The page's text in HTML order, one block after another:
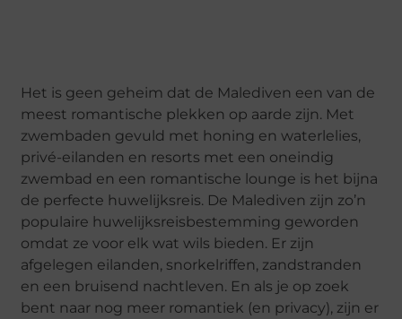
Het is geen geheim dat de Malediven een van de
meest romantische plekken op aarde zijn. Met
zwembaden gevuld met honing en waterlelies,
privé-eilanden en resorts met een oneindig
zwembad en een romantische lounge is het bijna
de perfecte huwelijksreis. De Malediven zijn zo’n
populaire huwelijksreisbestemming geworden
omdat ze voor elk wat wils bieden. Er zijn
afgelegen eilanden, snorkelriffen, zandstranden
en een bruisend nachtleven. En als je op zoek
bent naar nog meer romantiek (en privacy), zijn er